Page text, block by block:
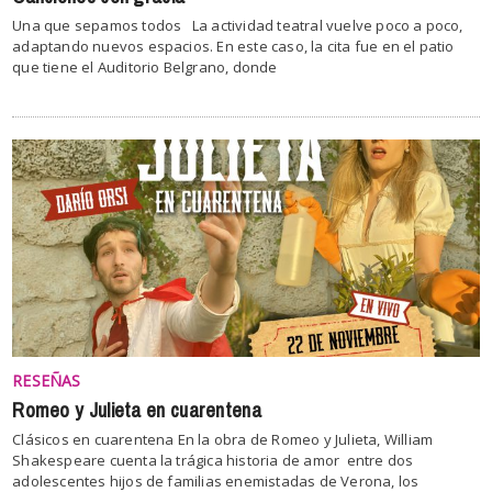
Una que sepamos todos La actividad teatral vuelve poco a poco,
adaptando nuevos espacios. En este caso, la cita fue en el patio
que tiene el Auditorio Belgrano, donde
RESEÑAS
Romeo y Julieta en cuarentena
Clásicos en cuarentena En la obra de Romeo y Julieta, William
Shakespeare cuenta la trágica historia de amor entre dos
adolescentes hijos de familias enemistadas de Verona, los